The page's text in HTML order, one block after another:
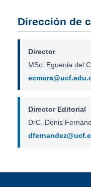
Dirección de
Director
MSc. Eguenia del
Director Editorial
DrC. Denis